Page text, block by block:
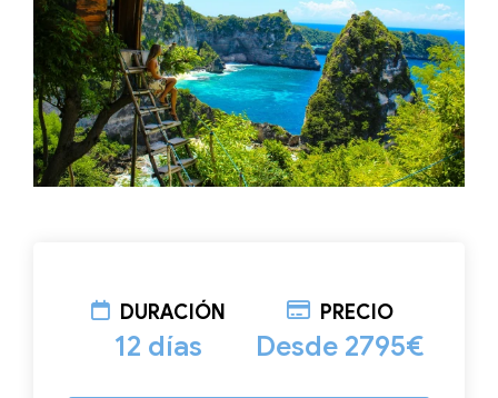
DURACIÓN
12 días
PRECIO
Desde 2795€